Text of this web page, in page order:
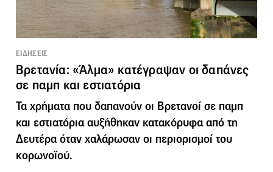
ΕΙΔΗΣΕΙΣ
Βρετανία: «Άλμα» κατέγραψαν οι δαπάνες
σε παμπ και εστιατόρια
Τα χρήματα που δαπανούν οι Βρετανοί σε παμπ
και εστιατόρια αυξήθηκαν κατακόρυφα από τη
Δευτέρα όταν χαλάρωσαν οι περιορισμοί του
κορωνοϊού.